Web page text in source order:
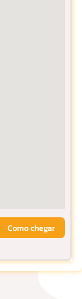
Como chegar